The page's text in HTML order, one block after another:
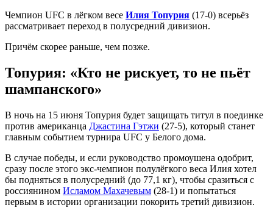
Чемпион UFC в лёгком весе Илия Топурия (17-0) всерьёз
рассматривает переход в полусредний дивизион.
Причём скорее раньше, чем позже.
Топурия: «Кто не рискует, то не пьёт
шампанского»
В ночь на 15 июня Топурия будет защищать титул в поединке
против американца Джастина Гэтжи (27-5), который станет
главным событием турнира UFC у Белого дома.
В случае победы, и если руководство промоушена одобрит,
сразу после этого экс-чемпион полулёгкого веса Илия хотел
бы подняться в полусредний (до 77,1 кг), чтобы сразиться с
россиянином Исламом Махачевым (28-1) и попытаться
первым в истории организации покорить третий дивизион.